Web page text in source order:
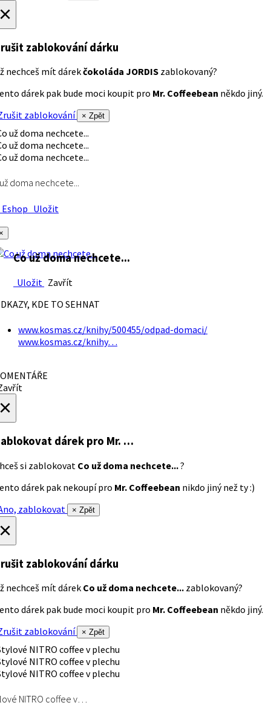
zablokování dárku
nechceš mít dárekčokoláda JORDIS zablokovaný?
dárek pak bude moci koupit pro Mr. Coffeebean někdo jiný.
zablokování
× Zpět
doma nechcete...
Uložit
Co už doma nechcete...
Uložit Zavřít
KDE TO SEHNAT
www.kosmas.cz/knihy/500455/odpad-domaci/
www.kosmas.cz/knihy…
dárek pro Mr. …
si zablokovat Co už doma nechcete...?
dárek pak nekoupí pro Mr. Coffeebean nikdo jiný než ty :)
zablokovat
× Zpět
zablokování dárku
nechceš mít dárek Co už doma nechcete... zablokovaný?
dárek pak bude moci koupit pro Mr. Coffeebean někdo jiný.
zablokování
× Zpět
NITRO coffee v…